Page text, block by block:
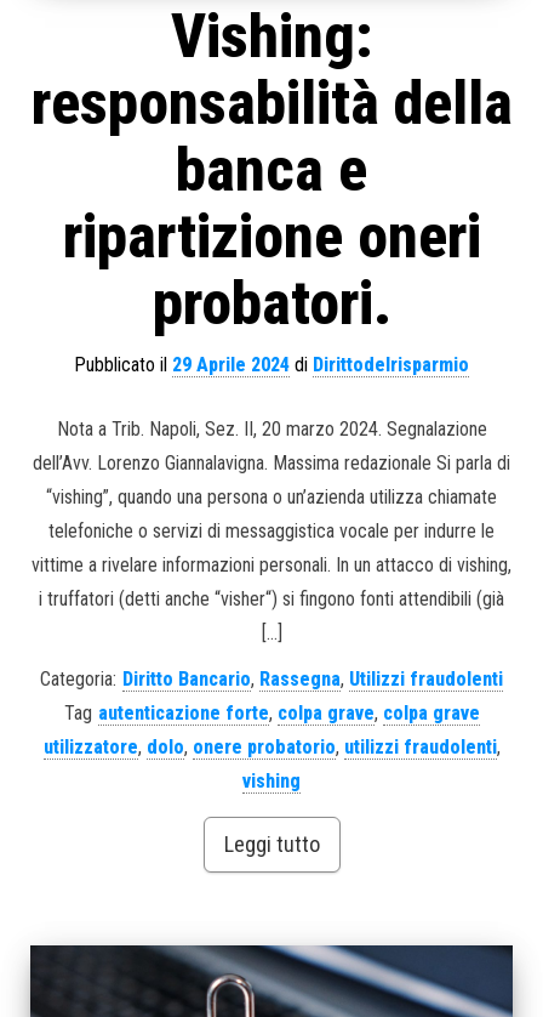
Vishing:
responsabilità della
banca e
ripartizione oneri
probatori.
Pubblicato il 29 Aprile 2024 di Dirittodelrisparmio
Nota a Trib. Napoli, Sez. II, 20 marzo 2024. Segnalazione
dell’Avv. Lorenzo Giannalavigna. Massima redazionale Si parla di
“vishing”, quando una persona o un’azienda utilizza chiamate
telefoniche o servizi di messaggistica vocale per indurre le
vittime a rivelare informazioni personali. In un attacco di vishing,
i truffatori (detti anche “visher“) si fingono fonti attendibili (già
[…]
Categoria: Diritto Bancario, Rassegna, Utilizzi fraudolenti
Tag autenticazione forte, colpa grave, colpa grave
utilizzatore, dolo, onere probatorio, utilizzi fraudolenti,
vishing
Leggi tutto